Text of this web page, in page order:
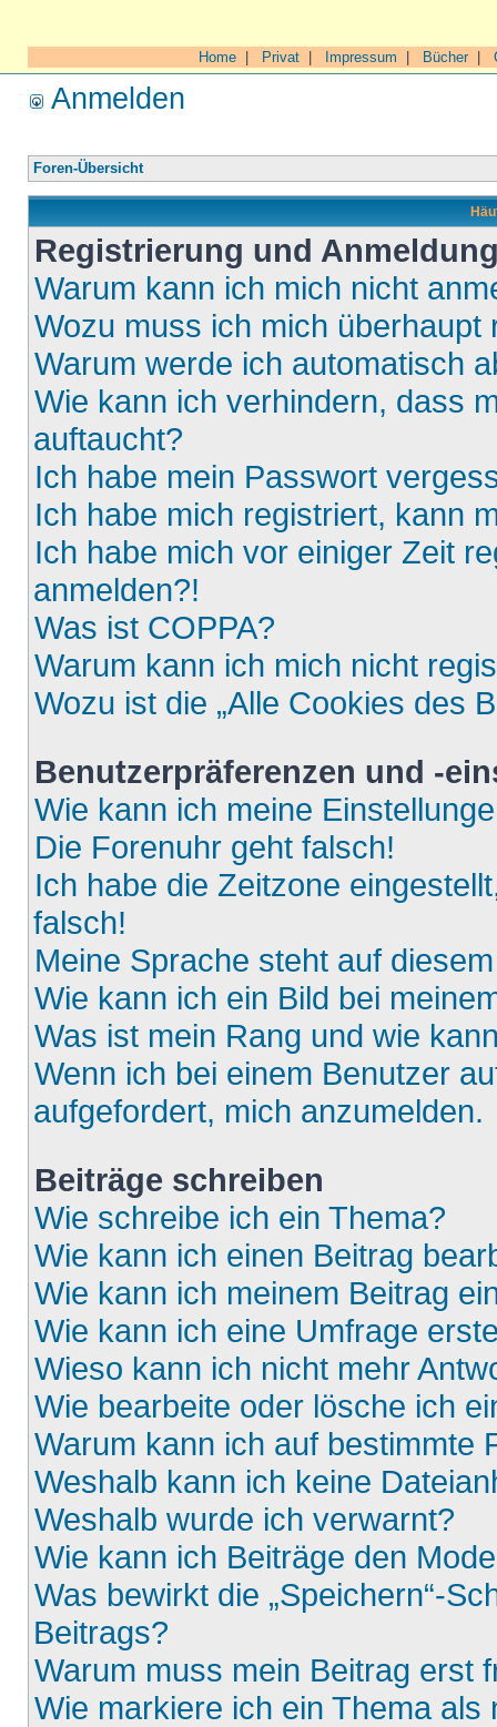
Home Privat Impressum Bücher|
Anmelden
Foren-Übersicht
Registrierung und
Warum kann ich mich nicht
Wozu muss ich mich überhaupt
Warum werde ich automatisch
Wie kann ich verhindern, dass
auftaucht?
Ich habe mein Passwort
Ich habe mich registriert, kann
Ich habe mich vor einiger Zeit
anmelden?!
Was ist COPPA?
Warum kann ich mich nicht
Wozu ist die „Alle Cookies des
Benutzerpräferenzen und -
Wie kann ich meine
Die Forenuhr geht falsch!
Ich habe die Zeitzone
falsch!
Meine Sprache steht auf
Wie kann ich ein Bild bei
Was ist mein Rang und wie
Wenn ich bei einem Benutzer
aufgefordert, mich anzumelden.
Beiträge schreiben
Wie schreibe ich ein Thema?
Wie kann ich einen Beitrag
Wie kann ich meinem Beitrag
Wie kann ich eine Umfrage
Wieso kann ich nicht mehr
Wie bearbeite oder lösche ich
Warum kann ich auf bestimmte
Weshalb kann ich keine
Weshalb wurde ich verwarnt?
Wie kann ich Beiträge den
Was bewirkt die „Speichern“-
Beitrags?
Warum muss mein Beitrag erst
Wie markiere ich ein Thema als